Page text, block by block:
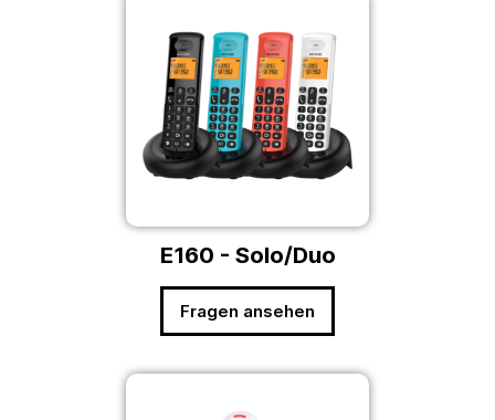
E160 - Solo/Duo
Fragen ansehen